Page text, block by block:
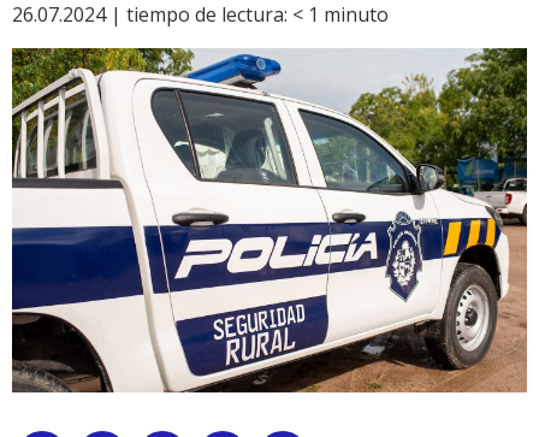
26.07.2024 | tiempo de lectura: < 1 minuto